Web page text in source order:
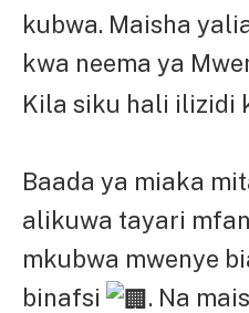
kubwa. Maisha
kwa neema ya
Kila siku hali ilizidi
Baada ya miaka
alikuwa tayari
mkubwa mwenye
binafsi
. Na